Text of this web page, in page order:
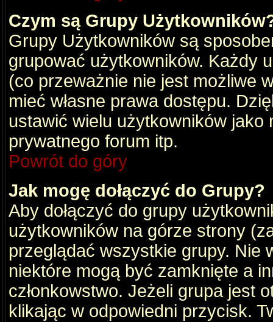
Czym są Grupy
Grupy Użytkowników są
grupować użytkowników. Każdy
(co przeważnie nie jest możliwe
mieć własne prawa dostępu.
ustawić wielu użytkowników
prywatnego forum itp.
Powrót do góry
Jak mogę dołączyć do Grupy?
Aby dołączyć do grupy
użytkowników na górze strony
przeglądać wszystkie grupy. Nie
niektóre mogą być zamknięte a
członkowstwo. Jeżeli grupa jest
klikając w odpowiedni przycisk.